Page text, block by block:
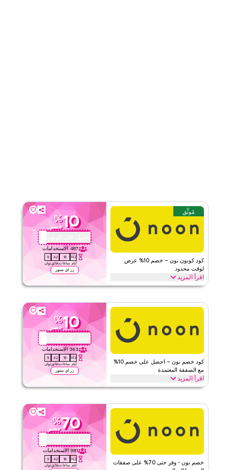
مُوثَّق
كود كوبون نون – خصم 10% عرض
لوقت محدود
اقرأ المزيد
10
%
خصم
احصل على كوبون
487 الاستخدامات
142
أيام
18
ساعات
42
دقائق
8
ثوان
زر اي ستور
احصل على خصم 10% على جميع الفئات مع كود برومو نون محدود الوقت
طلب.
الحد الأدنى للطلب
ويب/تطبيق
الفئات
على مستوى الموقعكود خصم نون – احصل على خصم 10%
مع الصفقة المعتمدة
اقرأ المزيد
10
%
خصم
احصل على كوبون
363 الاستخدامات
142
أيام
18
ساعات
42
دقائق
8
ثوان
زر اي ستور
احصل على خصم 10% على جميع العناصر مع عرض نون المعتمد هذا. طبق
على كامل مشترياتك اليوم.
الحد الأدنى للطلب
ينطبق على
ويب/تطبيق
الفئات
على مستوى الموقعخصم نون - وفر حتى 70% على صفقات
70
%
خصم
احصل على كوبون
981 الاستخدامات
142
أيام
18
ساعات
42
دقائق
8
ثوان